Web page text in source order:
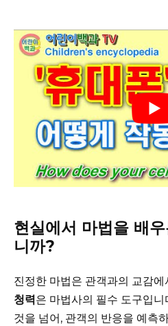
현실에서 마법을 배
니까?
진정한 마법은 관객과의 교감에
청력은 마법사의 필수 도구입
것을 넘어, 관객의 반응을 예측